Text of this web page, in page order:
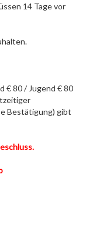
14 Tage vor
€ 80 / Jugend € 80
Bestätigung) gibt